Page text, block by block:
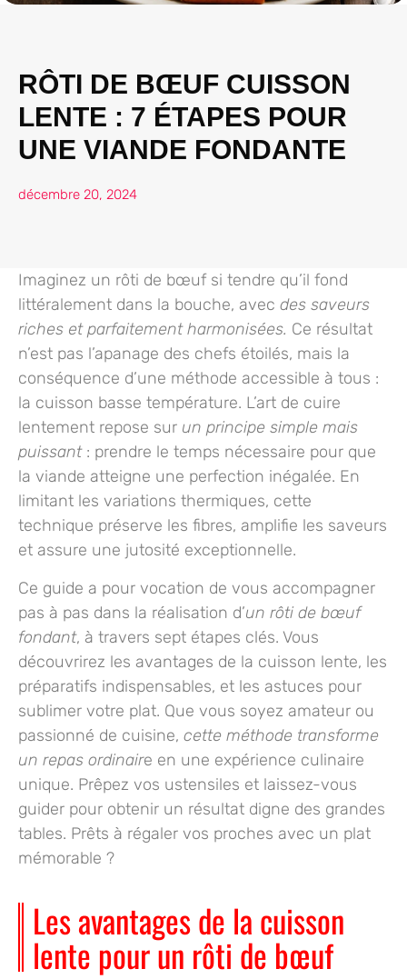
RÔTI DE BŒUF CUISSON
LENTE : 7 ÉTAPES POUR
UNE VIANDE FONDANTE
décembre 20, 2024
Imaginez un rôti de bœuf si tendre qu’il fond
littéralement dans la bouche, avec des saveurs
riches et parfaitement harmonisées. Ce résultat
n’est pas l’apanage des chefs étoilés, mais la
conséquence d’une méthode accessible à tous :
la cuisson basse température. L’art de cuire
lentement repose sur un principe simple mais
puissant: prendre le temps nécessaire pour que
la viande atteigne une perfection inégalée. En
limitant les variations thermiques, cette
technique préserve les fibres, amplifie les saveurs
et assure une jutosité exceptionnelle.
Ce guide a pour vocation de vous accompagner
pas à pas dans la réalisation d’un rôti de bœuf
fondant, à travers sept étapes clés. Vous
découvrirez les avantages de la cuisson lente, les
préparatifs indispensables, et les astuces pour
sublimer votre plat. Que vous soyez amateur ou
passionné de cuisine, cette méthode transforme
un repas ordinaire en une expérience culinaire
unique. Prêpez vos ustensiles et laissez-vous
guider pour obtenir un résultat digne des grandes
tables. Prêts à régaler vos proches avec un plat
mémorable ?
Les avantages de la cuisson
lente pour un rôti de bœuf